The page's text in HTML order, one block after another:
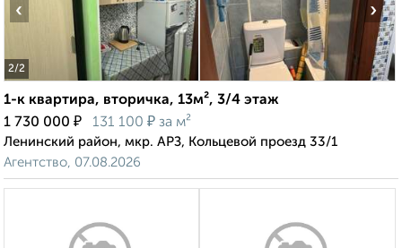
2/2
‹ ›
1-к квартира, вторичка, 13м², 3/4 этаж
1 730 000 ₽ 131 100 ₽ за м²
Ленинский район, мкр. АРЗ, Кольцевой проезд 33/1
Агентство, 07.08.2026